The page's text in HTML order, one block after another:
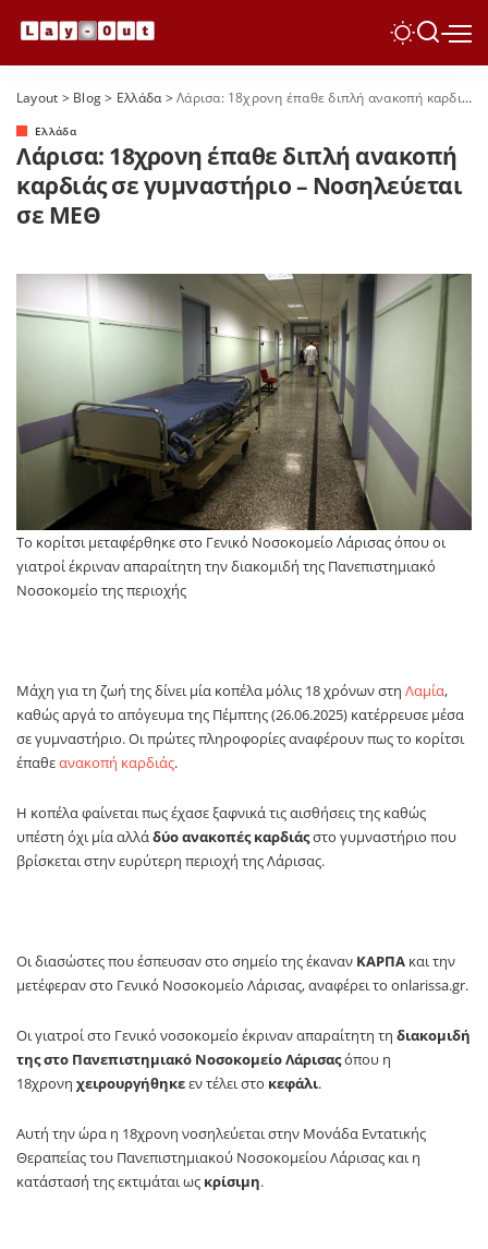
Layout > Blog> Ελλάδα>Λάρισα: 18χρονη έπαθε διπλή ανακοπή καρδιάς σε γυμναστήριο – Νοσηλεύεται σε ΜΕΘ
Ελλάδα
Λάρισα: 18χρονη έπαθε διπλή ανακοπή
καρδιάς σε γυμναστήριο – Νοσηλεύεται
σε ΜΕΘ
Το κορίτσι μεταφέρθηκε στο Γενικό Νοσοκομείο Λάρισας όπου οι
γιατροί έκριναν απαραίτητη την διακομιδή της Πανεπιστημιακό
Νοσοκομείο της περιοχής
Μάχη για τη ζωή της δίνει μία κοπέλα μόλις 18 χρόνων στη Λαμία,
καθώς αργά το απόγευμα της Πέμπτης (26.06.2025) κατέρρευσε μέσα
σε γυμναστήριο. Οι πρώτες πληροφορίες αναφέρουν πως το κορίτσι
έπαθεανακοπή καρδιάς.
Η κοπέλα φαίνεται πως έχασε ξαφνικά τις αισθήσεις της καθώς
υπέστη όχι μία αλλάδύο ανακοπές καρδιάςστο γυμναστήριο που
βρίσκεται στην ευρύτερη περιοχή της Λάρισας.
Οι διασώστες που έσπευσαν στο σημείο της έκαναν ΚΑΡΠΑ και την
μετέφεραν στο Γενικό Νοσοκομείο Λάρισας, αναφέρει το οnlarissa.gr.
Οι γιατροί στο Γενικό νοσοκομείο έκριναν απαραίτητη τη διακομιδή
της στο Πανεπιστημιακό Νοσοκομείο Λάρισαςόπου η
18χρονη χειρουργήθηκεεν τέλει στο κεφάλι.
Αυτή την ώρα η 18χρονη νοσηλεύεται στην Μονάδα Εντατικής
Θεραπείας του Πανεπιστημιακού Νοσοκομείου Λάρισας και η
κατάστασή της εκτιμάται ως κρίσιμη.